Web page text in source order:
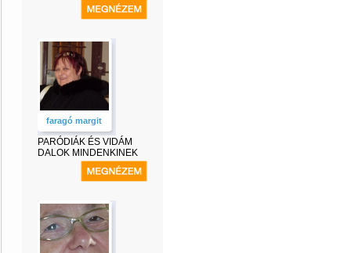
faragó margit
PARÓDIÁK ÉS VIDÁM
DALOK MINDENKINEK